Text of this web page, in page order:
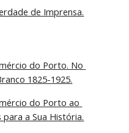
de Imprensa.
do Porto. No
1825-1925.
do Porto ao
a Sua História.